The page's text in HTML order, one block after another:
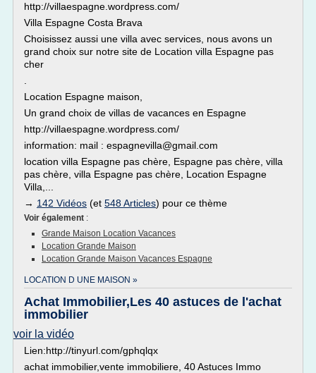
http://villaespagne.wordpress.com/
Villa Espagne Costa Brava
Choisissez aussi une villa avec services, nous avons un
grand choix sur notre site de Location villa Espagne pas
cher
Location Espagne maison,
Un grand choix de villas de vacances en Espagne
http://villaespagne.wordpress.com/
information: mail : espagnevilla@gmail.com
location villa Espagne pas chère, Espagne pas chère, villa
pas chère, villa Espagne pas chère, Location Espagne
Villa,...
→ 142 Vidéos (et 548 Articles) pour ce thème
Voir également :
Grande Maison Location Vacances
Location Grande Maison
Location Grande Maison Vacances Espagne
LOCATION D UNE MAISON »
Achat Immobilier,Les 40 astuces de l'achat
immobilier
voir la vidéo
Lien:http://tinyurl.com/gphqlqx
achat immobilier,vente immobiliere, 40 Astuces Immo